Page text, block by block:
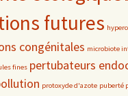
futures
congénitales microbiote
fines pertubateurs
protoxyde d'azote puberté